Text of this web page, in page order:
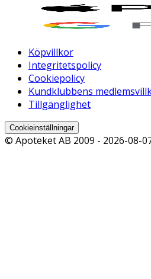
Köpvillkor
Integritetspolicy
Cookiepolicy
Kundklubbens
Tillgänglighet
Cookieinställningar
© Apoteket AB 2009 - 2026-08-